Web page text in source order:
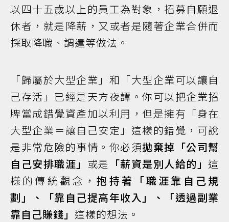
以四十五歲以上的員工為對象，招募自願退
休者，就是降薪，又或者是隨著企業合併而
採取降職、調遣等做法。
「歸屬於大型企業」和「大型企業可以讓自
己存活」已經是天方夜譚。你可以把企業招
牌當成錯覺資產加以利用，但是擁有「身在
大型企業＝讓自己安定」這樣的錯覺，可說
是非常危險的事情。你必須拋棄掉「公司幫
自己安排職涯」 或是 「薪資是別人給的」 這
樣的傳統觀念，抱持著「職涯靠自己規
劃」、「靠自己提高年收入」、「透過副業
靠自己賺錢」 這樣的想法。